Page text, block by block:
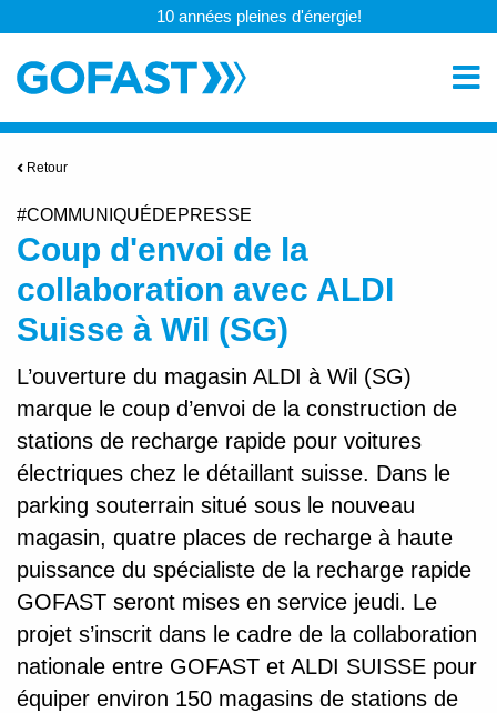
10 années pleines d'énergie!
Retour
#COMMUNIQUÉDEPRESSE
Coup d'envoi de la
collaboration avec ALDI
Suisse à Wil (SG)
L’ouverture du magasin ALDI à Wil (SG)
marque le coup d’envoi de la construction de
stations de recharge rapide pour voitures
électriques chez le détaillant suisse. Dans le
parking souterrain situé sous le nouveau
magasin, quatre places de recharge à haute
puissance du spécialiste de la recharge rapide
GOFAST seront mises en service jeudi. Le
projet s’inscrit dans le cadre de la collaboration
nationale entre GOFAST et ALDI SUISSE pour
équiper environ 150 magasins de stations de